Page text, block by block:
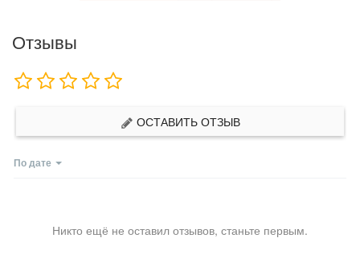
Отзывы
ОСТАВИТЬ ОТЗЫВ
По дате
Никто ещё не оставил отзывов, станьте первым.